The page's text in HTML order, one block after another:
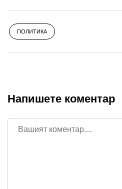
ПОЛИТИКА
Напишете коментар